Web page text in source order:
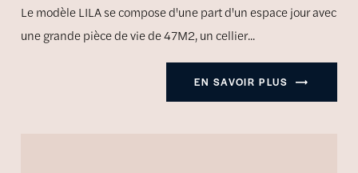
Le modèle LILA se compose d'une part d'un espace jour avec
une grande pièce de vie de 47M2, un cellier...
EN SAVOIR PLUS